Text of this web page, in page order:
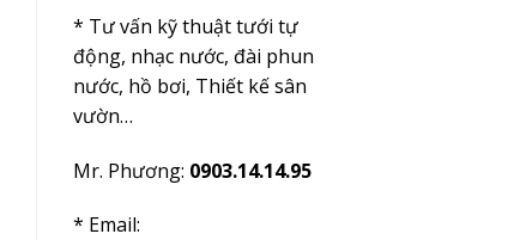
* Tư vấn kỹ thuật tưới tự
động, nhạc nước, đài phun
nước, hồ bơi, Thiết kế sân
vườn…
Mr. Phương: 0903.14.14.95
* Email: